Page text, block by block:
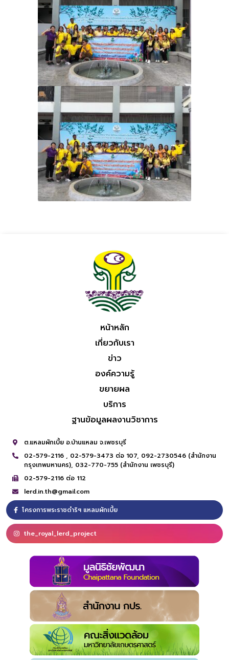
หน้าหลัก
เกี่ยวกับเรา
ข่าว
องค์ความรู้
ขยายผล
บริการ
ฐานข้อมูลผลงานวิชาการ
ต.แหลมผักเบี้ย อ.บ้านแหลม จ.เพชรบุรี
02-579-2116 , 02-579-3473 ต่อ 107, 092-2730546 (สำนักงาน
กรุงเทพมหานคร), 032-770-755 (สำนักงาน เพชรบุรี)
02-579-2116 ต่อ 112
lerd.in.th@gmail.com
โครงการพระราชดำริฯ แหลมผักเบี้ย
the_royal_lerd_project